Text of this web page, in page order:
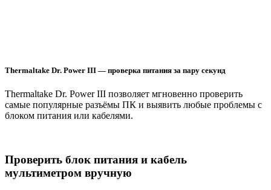
Thermaltake Dr. Power III — проверка питания за пару секунд
Thermaltake Dr. Power III позволяет мгновенно проверить
самые популярные разъёмы ПК и выявить любые проблемы с
блоком питания или кабелями.
Проверить блок питания и кабель
мультиметром вручную